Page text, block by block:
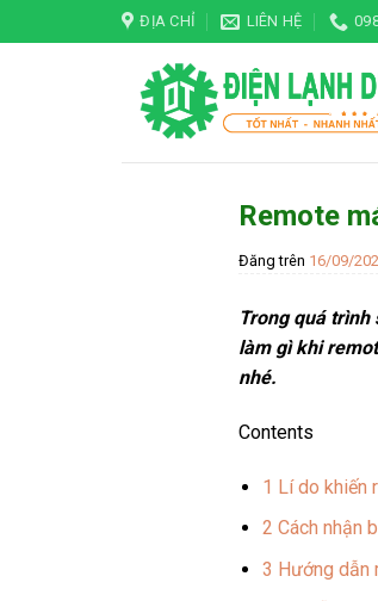
to
ĐỊA CHỈ LIÊN HỆ
Remote
Đăng trên 16/09/
Trong quá trình
làm gì khi
nhé.
Contents
1 Lí do khiến
2 Cách nhận
3 Hướng dẫn